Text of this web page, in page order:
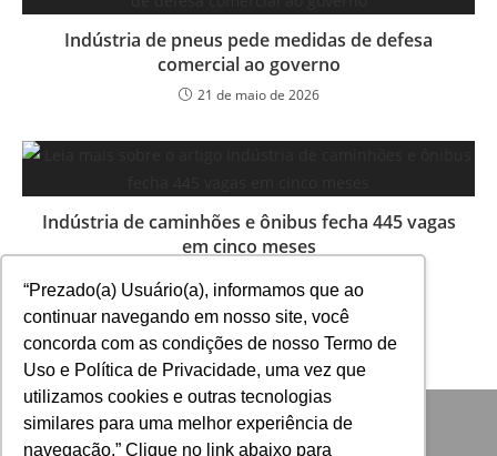
“Prezado(a) Usuário(a), informamos que ao
continuar navegando em nosso site, você
concorda com as condições de nosso Termo de
Uso e Política de Privacidade, uma vez que
utilizamos cookies e outras tecnologias
similares para uma melhor experiência de
navegação.” Clique no link abaixo para
Indústria de pneus pede medidas de defesa
comercial ao governo
21 de maio de 2026
Indústria de caminhões e ônibus fecha 445 vagas
em cinco meses